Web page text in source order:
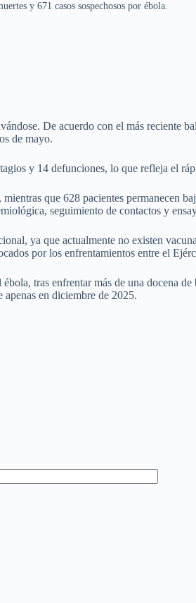
y 671 casos sospechosos por ébola.
De acuerdo con el más reciente
de mayo.
y 14 defunciones, lo que refleja el
que 628 pacientes permanecen
seguimiento de contactos y
ya que actualmente no existen
por los enfrentamientos entre el
tras enfrentar más de una docena
en diciembre de 2025.